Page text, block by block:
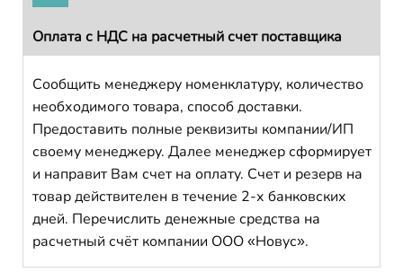
Оплата с НДС на расчетный счет поставщика
Сообщить менеджеру номенклатуру, количество
необходимого товара, способ доставки.
Предоставить полные реквизиты компании/ИП
своему менеджеру. Далее менеджер сформирует
и направит Вам счет на оплату. Счет и резерв на
товар действителен в течение 2-х банковских
дней. Перечислить денежные средства на
расчетный счёт компании ООО «Новус».